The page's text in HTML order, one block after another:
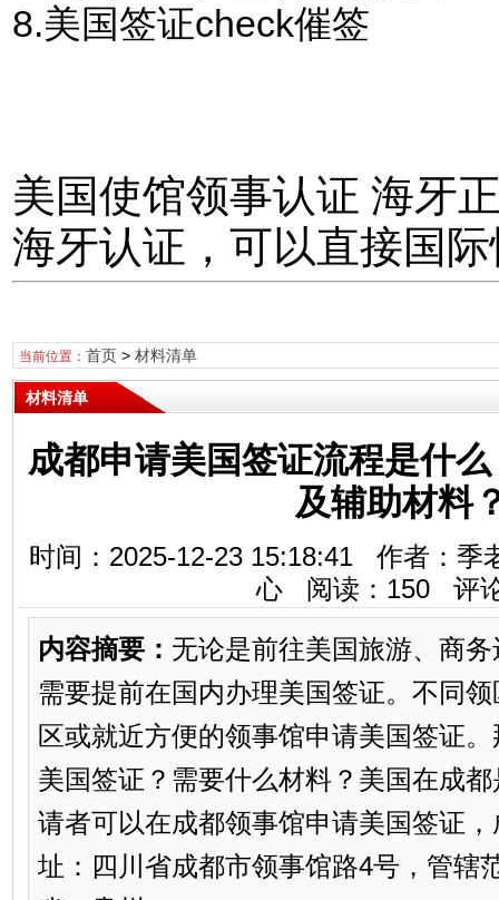
8.美国签证check催签
美国使馆领事认证 海牙
海牙认证，可以直接国
当前位置： 首页> 材料清单
材料清单
成都申请美国签证流程是什
及辅助材料
时间：2025-12-23 15:18:41 作者：
心 阅读： 150评
内容摘要： 无论是前往美国旅游、商
需要提前在国内办理美国签证。不同
区或就近方便的领事馆申请美国签证
美国签证？需要什么材料？美国在成
请者可以在成都领事馆申请美国签证
址：四川省成都市领事馆路4号，管辖